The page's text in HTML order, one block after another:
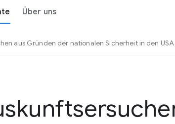
Über uns
aus Gründen der nationalen Sicherheit in den USA